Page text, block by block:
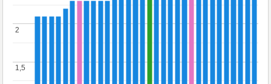
1,5
1,5
2
2